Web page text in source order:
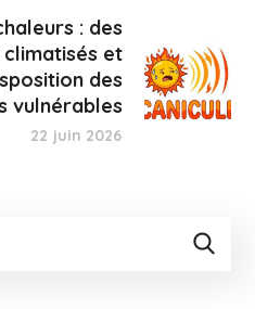
: des
climatisés et
des
vulnérables
22 juin 2026